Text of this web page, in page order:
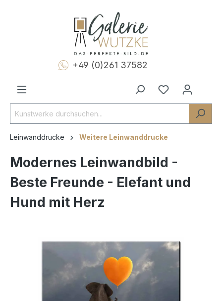
+49 (0)261 37582
Leinwanddrucke Weitere Leinwanddrucke
Modernes Leinwandbild -
Beste Freunde - Elefant und
Hund mit Herz